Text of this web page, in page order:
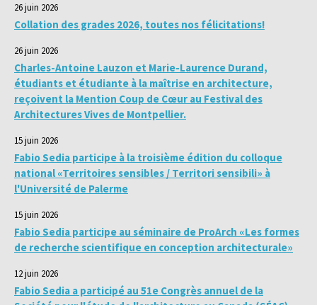
26 juin 2026
Collation des grades 2026, toutes nos félicitations!
26 juin 2026
Charles-Antoine Lauzon et Marie-Laurence Durand,
étudiants et étudiante à la maîtrise en architecture,
reçoivent la Mention Coup de Cœur au Festival des
Architectures Vives de Montpellier.
15 juin 2026
Fabio Sedia participe à la troisième édition du colloque
national «Territoires sensibles / Territori sensibili» à
l'Université de Palerme
15 juin 2026
Fabio Sedia participe au séminaire de ProArch «Les formes
de recherche scientifique en conception architecturale»
12 juin 2026
Fabio Sedia a participé au 51e Congrès annuel de la